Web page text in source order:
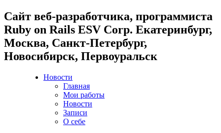
Cайт веб-разработчика, программиста
Ruby on Rails ESV Corp. Екатеринбург,
Москва, Санкт-Петербург,
Новосибирск, Первоуральск
Новости
Главная
Мои работы
Новости
Записи
О себе